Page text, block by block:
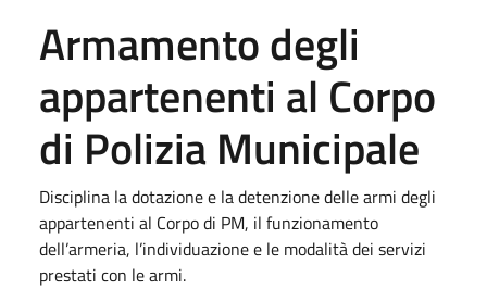
Armamento degli
appartenenti al Corpo
di Polizia Municipale
Disciplina la dotazione e la detenzione delle armi degli
appartenenti al Corpo di PM, il funzionamento
dell’armeria, l’individuazione e le modalità dei servizi
prestati con le armi.